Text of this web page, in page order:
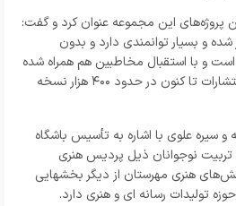
پروژه‌های این مجموعه عنوان کرد و گفت:
شده و بسیار توانمندی دارد و بدون
و با استقبال مخاطبین هم همراه شده
تا کنون در حدود ۴۰۰هزار نسخه
و سیره علوی با اشاره به تأسیس باشگاه
تربیت نوجوانان ذیل پردیس هنری
هنری مهرستان از دیگر بخشهایی
تولیدات رسانه ای و هنری دارد.